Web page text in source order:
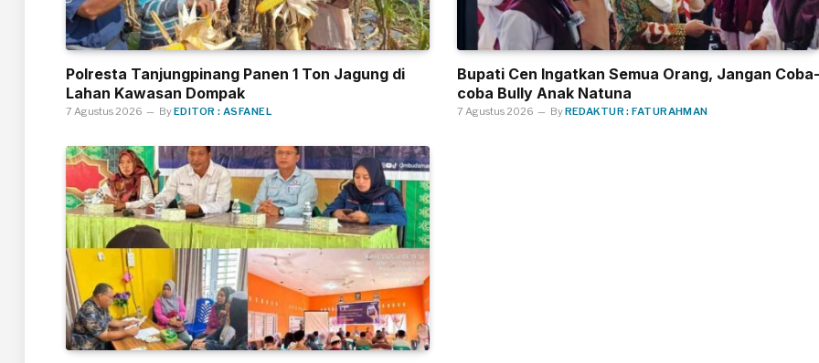
Polresta Tanjungpinang Panen 1 Ton Jagung di
Lahan Kawasan Dompak
7 Agustus 2026 ByEDITOR : ASFANEL
Bupati Cen Ingatkan Semua Orang, Jangan Coba-
coba Bully Anak Natuna
7 Agustus 2026 ByREDAKTUR : FATURAHMAN